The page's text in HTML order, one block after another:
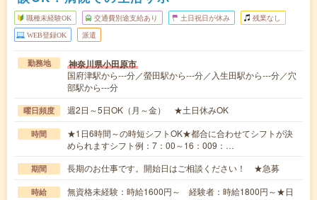
職種未経験OK 交通費別途支給あり 土日祝日が休み 残業なし
WEB登録OK 派遣
勤務地 神奈川県小田原市
国府津駅から---分／螢田駅から---分／入生田駅から---分／穴
部駅から---分
曜日頻度 週2日～5日OK（月～金） ★土日休みOK
時間
★1日6時間～の時短シフトOK★都合に合わせてシフトが決
められますシフト例：7：00～16：009：…
期間 長期のお仕事です。開始日はご相談ください！ ★急募
時給
無資格未経験：時給1600円～ 経験者：時給1800円～★日